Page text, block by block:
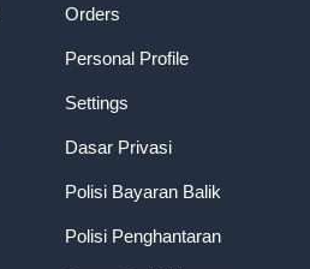
Orders
Personal Profile
Settings
Dasar Privasi
Polisi Bayaran Balik
Polisi Penghantaran